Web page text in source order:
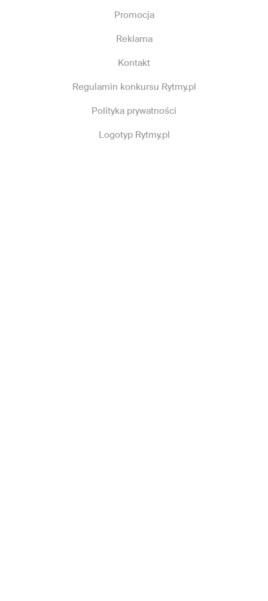
Promocja
Reklama
Kontakt
Regulamin konkursu Rytmy.pl
Polityka prywatności
Logotyp Rytmy.pl